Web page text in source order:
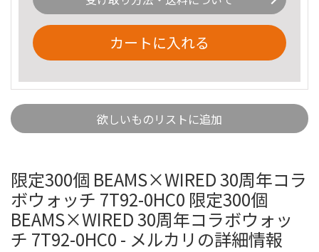
カートに入れる
欲しいものリストに追加
限定300個 BEAMS×WIRED 30周年コラ
ボウォッチ 7T92-0HC0 限定300個
BEAMS×WIRED 30周年コラボウォッ
チ 7T92-0HC0 - メルカリの詳細情報